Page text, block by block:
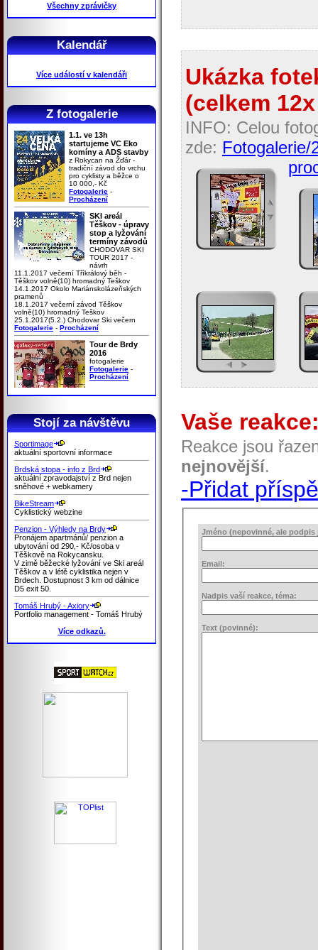
Všechny zprávičky
Kalendář
Více událostí v kalendáři
Z fotogalerie
1.1. ve 13h
startujeme VC Eko
komíny a ADS stavby
z Rokycan na Žďár -
tradiční závod do vrchu
pro cyklisty a běžce o
10 000,- Kč
Fotogalerie -
Procházení
SKI areál
Těškov - úpravy
stop a lyžování
termíny závodů
CHODOVAR SKI
TOUR 2017 -
návrh
11.1.2017 večerní Tříkrálový běh -
Těškov volně(10) hromadný Teškov
14.1.2017 Okolo Mariánskolázeňských
pramenů
18.1.2017 večerní závod Těškov
volně(10) hromadný Teškov
25.1.2017(5.2.) Chodovar Ski večern
Fotogalerie - Procházení
Tour de Brdy
2016
fotogalerie
Fotogalerie -
Procházení
Stojí za návštěvu
Sportimage
aktuální sportovní informace
Brdská stopa - info z Brd
aktuální zpravodajství z Brd nejen
sněhové + webkamery
BikeStream
Cyklistický webzine
Penzion - Výhledy na Brdy
Pronájem apartmánů/ penzion a
ubytování od 290,- Kč/osoba v
Těškově na Rokycansku.
V zimě běžecké lyžování ve Ski areál
Těškov a v létě cyklistika nejen v
Brdech. Dostupnost 3 km od dálnice
D5 exit 50.
Tomáš Hrubý - Axiory
Portfolio management - Tomáš Hrubý
Více odkazů.
Ukázka
(celkem
INFO: Celou
zde: Fotogalerie/
Vaše
Reakce jsou
nejnovější.
-Přidat
Jméno (nepovinné, ale podpis
Email:
Nadpis vaší reakce, téma:
Text (povinné):